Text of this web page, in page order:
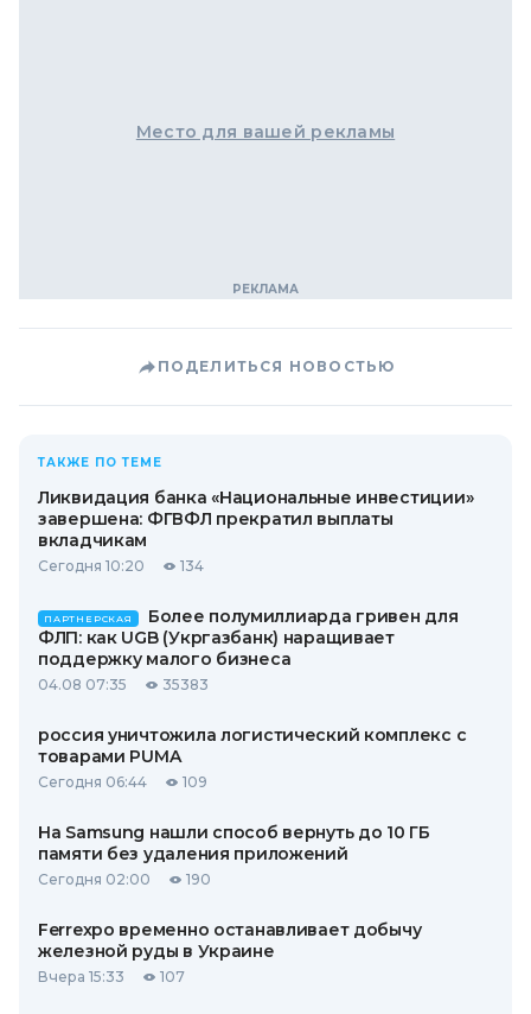
Место для вашей рекламы
ПОДЕЛИТЬСЯ НОВОСТЬЮ
ТАКЖЕ ПО ТЕМЕ
Ликвидация банка «Национальные инвестиции»
завершена: ФГВФЛ прекратил выплаты
вкладчикам
Сегодня 10:20 134
ПАРТНЕРСКАЯ
Более полумиллиарда гривен для
ФЛП: как UGB (Укргазбанк) наращивает
поддержку малого бизнеса
04.08 07:35 35383
россия уничтожила логистический комплекс с
товарами PUMA
Сегодня 06:44 109
На Samsung нашли способ вернуть до 10 ГБ
памяти без удаления приложений
Сегодня 02:00 190
Ferrexpo временно останавливает добычу
железной руды в Украине
Вчера 15:33 107